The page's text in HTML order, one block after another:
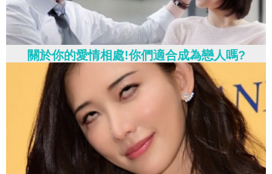
關於你的愛情相處!你們適合成為戀人嗎?